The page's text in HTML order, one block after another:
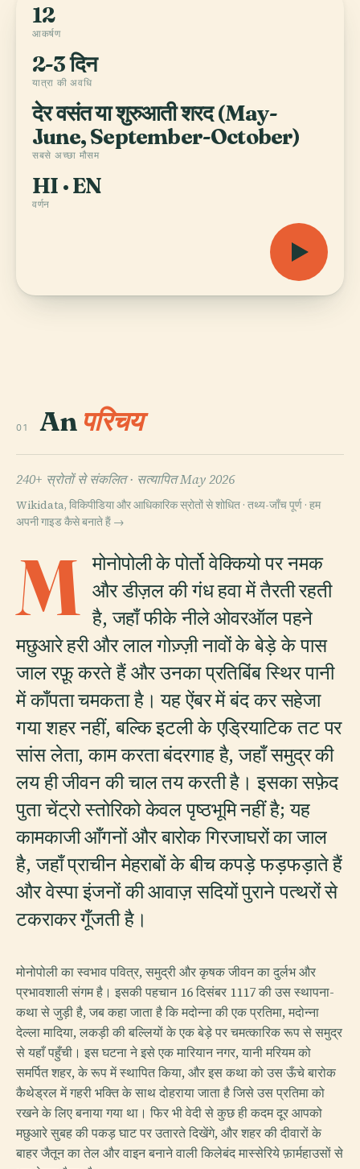
12
आकर्षण
2-3 दिन
यात्रा की अवधि
देर वसंत या शुरुआती शरद (May-
June, September-October)
सबसे अच्छा मौसम
HI · EN
वर्णन
01 An परिचय
240+ स्रोतों से संकलित · सत्यापित May 2026
Wikidata, विकिपीडिया और आधिकारिक स्रोतों से शोधित · तथ्य-जाँच पूर्ण · हम
अपनी गाइड कैसे बनाते हैं →
M मोनोपोली के पोर्तो वेक्कियो पर नमक
और डीज़ल की गंध हवा में तैरती रहती
है, जहाँ फीके नीले ओवरऑल पहने
मछुआरे हरी और लाल गोज़्ज़ी नावों के बेड़े के पास
जाल रफ़ू करते हैं और उनका प्रतिबिंब स्थिर पानी
में काँपता चमकता है। यह ऐंबर में बंद कर सहेजा
गया शहर नहीं, बल्कि इटली के एड्रियाटिक तट पर
सांस लेता, काम करता बंदरगाह है, जहाँ समुद्र की
लय ही जीवन की चाल तय करती है। इसका सफ़ेद
पुता चेंट्रो स्तोरिको केवल पृष्ठभूमि नहीं है; यह
कामकाजी आँगनों और बारोक गिरजाघरों का जाल
है, जहाँ प्राचीन मेहराबों के बीच कपड़े फड़फड़ाते हैं
और वेस्पा इंजनों की आवाज़ सदियों पुराने पत्थरों से
टकराकर गूँजती है।
मोनोपोली का स्वभाव पवित्र, समुद्री और कृषक जीवन का दुर्लभ और
प्रभावशाली संगम है। इसकी पहचान 16 दिसंबर 1117 की उस स्थापना-
कथा से जुड़ी है, जब कहा जाता है कि मदोन्ना की एक प्रतिमा, मदोन्ना
देल्ला मादिया, लकड़ी की बल्लियों के एक बेड़े पर चमत्कारिक रूप से समुद्र
से यहाँ पहुँची। इस घटना ने इसे एक मारियान नगर, यानी मरियम को
समर्पित शहर, के रूप में स्थापित किया, और इस कथा को उस ऊँचे बारोक
कैथेड्रल में गहरी भक्ति के साथ दोहराया जाता है जिसे उस प्रतिमा को
रखने के लिए बनाया गया था। फिर भी वेदी से कुछ ही कदम दूर आपको
मछुआरे सुबह की पकड़ घाट पर उतारते दिखेंगे, और शहर की दीवारों के
बाहर जैतून का तेल और वाइन बनाने वाली किलेबंद मास्सेरिये फ़ार्महाउसों से